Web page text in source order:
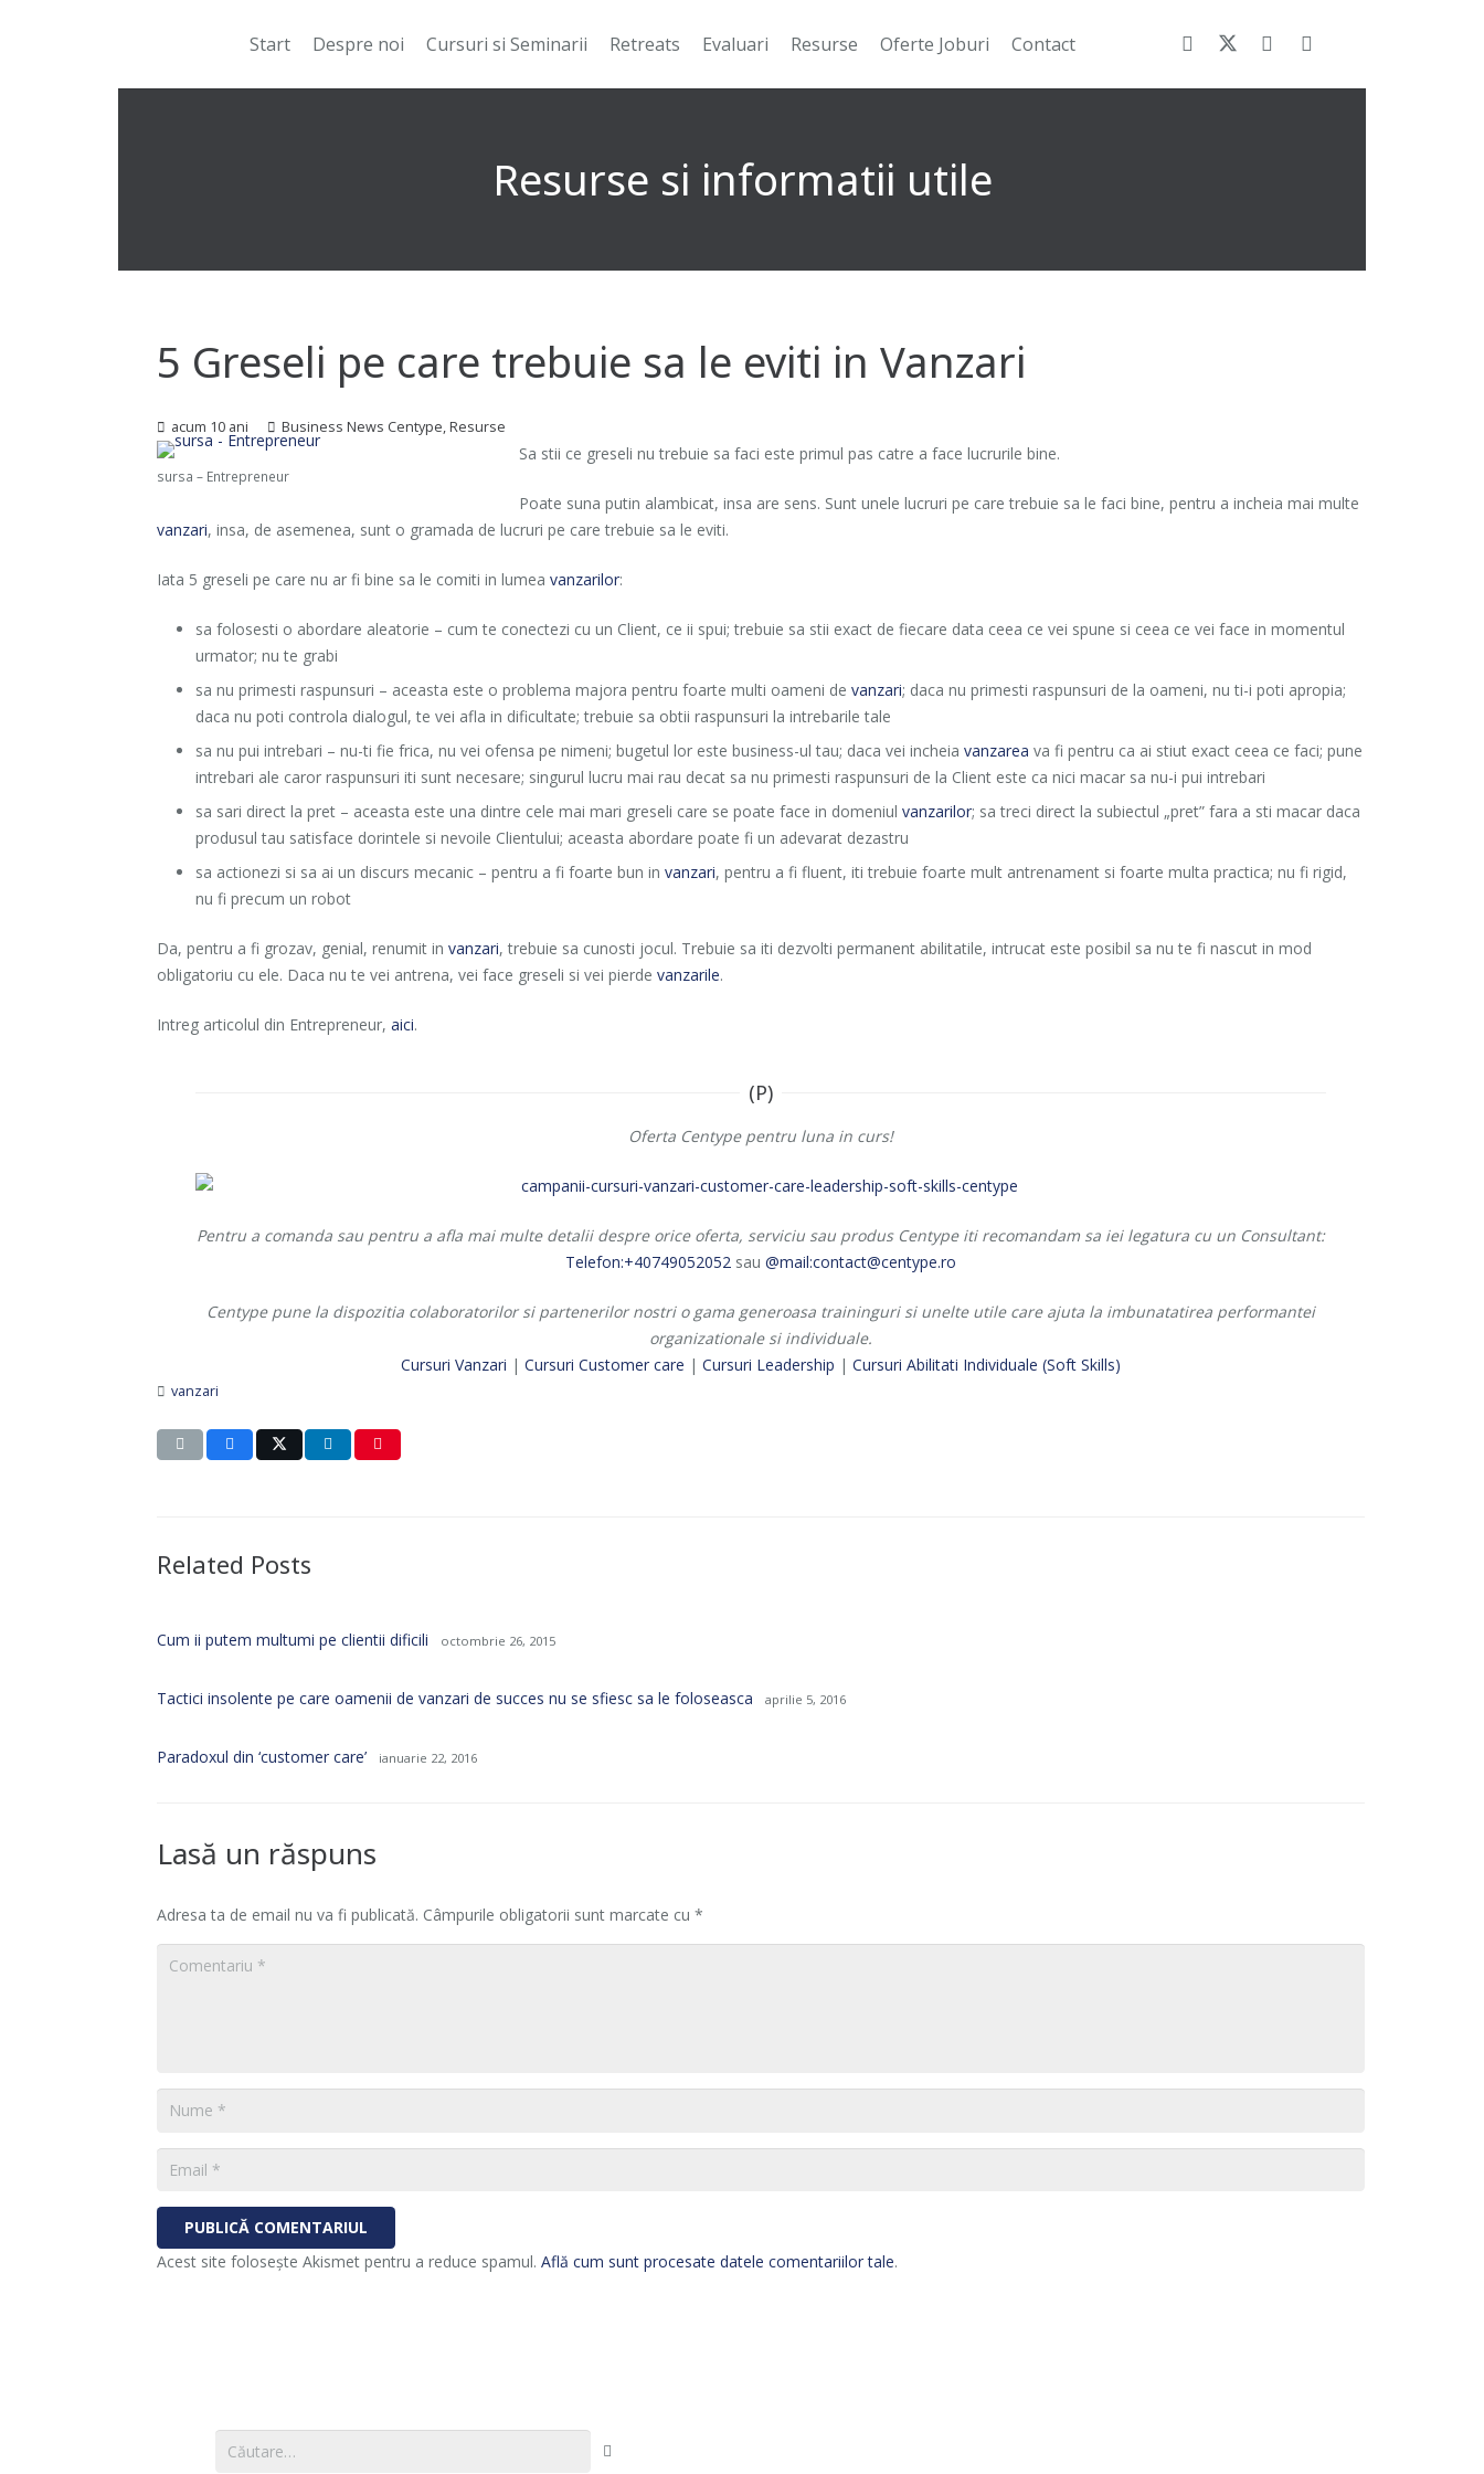
Start Despre noi Cursuri si Seminarii Retreats Evaluari Resurse Oferte Joburi Contact
Resurse si informatii utile
5 Greseli pe care trebuie sa le eviti in Vanzari
acum 10 ani Business News Centype,Resurse
sursa – Entrepreneur
Sa stii ce greseli nu trebuie sa faci este primul pas catre a face lucrurile bine.
Poate suna putin alambicat, insa are sens. Sunt unele lucruri pe care trebuie sa le faci bine, pentru a incheia mai multe
vanzari, insa, de asemenea, sunt o gramada de lucruri pe care trebuie sa le eviti.
Iata 5 greseli pe care nu ar fi bine sa le comiti in lumea vanzarilor:
sa folosesti o abordare aleatorie – cum te conectezi cu un Client, ce ii spui; trebuie sa stii exact de fiecare data ceea ce vei spune si ceea ce vei face in momentul
urmator; nu te grabi
sa nu primesti raspunsuri – aceasta este o problema majora pentru foarte multi oameni de vanzari; daca nu primesti raspunsuri de la oameni, nu ti-i poti apropia;
daca nu poti controla dialogul, te vei afla in dificultate; trebuie sa obtii raspunsuri la intrebarile tale
sa nu pui intrebari – nu-ti fie frica, nu vei ofensa pe nimeni; bugetul lor este business-ul tau; daca vei incheia vanzarea va fi pentru ca ai stiut exact ceea ce faci; pune
intrebari ale caror raspunsuri iti sunt necesare; singurul lucru mai rau decat sa nu primesti raspunsuri de la Client este ca nici macar sa nu-i pui intrebari
sa sari direct la pret – aceasta este una dintre cele mai mari greseli care se poate face in domeniul vanzarilor; sa treci direct la subiectul „pret” fara a sti macar daca
produsul tau satisface dorintele si nevoile Clientului; aceasta abordare poate fi un adevarat dezastru
sa actionezi si sa ai un discurs mecanic – pentru a fi foarte bun in vanzari, pentru a fi fluent, iti trebuie foarte mult antrenament si foarte multa practica; nu fi rigid,
nu fi precum un robot
Da, pentru a fi grozav, genial, renumit in vanzari, trebuie sa cunosti jocul. Trebuie sa iti dezvolti permanent abilitatile, intrucat este posibil sa nu te fi nascut in mod
obligatoriu cu ele. Daca nu te vei antrena, vei face greseli si vei pierde vanzarile.
Intreg articolul din Entrepreneur, aici.
(P)
Oferta Centype pentru luna in curs!
Pentru a comanda sau pentru a afla mai multe detalii despre orice oferta, serviciu sau produs Centype iti recomandam sa iei legatura cu un Consultant:
Telefon:+40749052052 sau @mail:contact@centype.ro
Centype pune la dispozitia colaboratorilor si partenerilor nostri o gama generoasa traininguri si unelte utile care ajuta la imbunatatirea performantei
organizationale si individuale.
Cursuri Vanzari | Cursuri Customer care | Cursuri Leadership | Cursuri Abilitati Individuale (Soft Skills)
vanzari
Related Posts
Cum ii putem multumi pe clientii dificili octombrie 26, 2015
Tactici insolente pe care oamenii de vanzari de succes nu se sfiesc sa le foloseasca aprilie 5, 2016
Paradoxul din ‘customer care’ ianuarie 22, 2016
Lasă un răspuns
Adresa ta de email nu va fi publicată. Câmpurile obligatorii sunt marcate cu *
PUBLICĂ COMENTARIUL
Acest site folosește Akismet pentru a reduce spamul. Află cum sunt procesate datele comentariilor tale.
Caută